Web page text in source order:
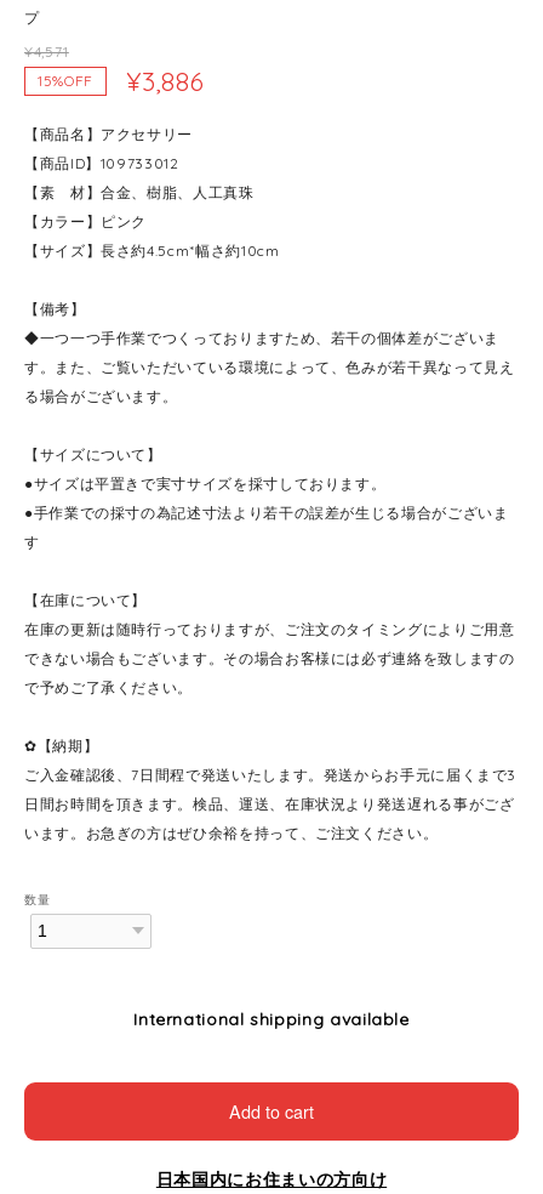
プ
¥4,571
15%OFF
¥3,886
【商品名】アクセサリー
【商品ID】109733012
【素 材】合金、樹脂、人工真珠
【カラー】ピンク
【サイズ】長さ約4.5cm*幅さ約10cm
【備考】
◆一つ一つ手作業でつくっておりますため、若干の個体差がございま
す。また、ご覧いただいている環境によって、色みが若干異なって見え
る場合がございます。
【サイズについて】
●サイズは平置きで実寸サイズを採寸しております。
●手作業での採寸の為記述寸法より若干の誤差が生じる場合がございま
す
【在庫について】
在庫の更新は随時行っておりますが、ご注文のタイミングによりご用意
できない場合もございます。その場合お客様には必ず連絡を致しますの
で予めご了承ください。
✿【納期】
ご入金確認後、7日間程で発送いたします。発送からお手元に届くまで3
日間お時間を頂きます。検品、運送、在庫状況より発送遅れる事がござ
います。お急ぎの方はぜひ余裕を持って、ご注文ください。
数量
International shipping available
Add to cart
日本国内にお住まいの方向け